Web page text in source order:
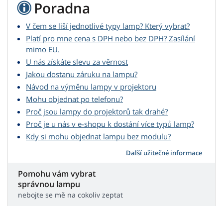
Poradna
V čem se liší jednotlivé typy lamp? Který vybrat?
Platí pro mne cena s DPH nebo bez DPH? Zasílání
mimo EU.
U nás získáte slevu za věrnost
Jakou dostanu záruku na lampu?
Návod na výměnu lampy v projektoru
Mohu objednat po telefonu?
Proč jsou lampy do projektorů tak drahé?
Proč je u nás v e-shopu k dostání více typů lamp?
Kdy si mohu objednat lampu bez modulu?
Další užitečné informace
Pomohu vám vybrat
správnou lampu
nebojte se mě na cokoliv zeptat